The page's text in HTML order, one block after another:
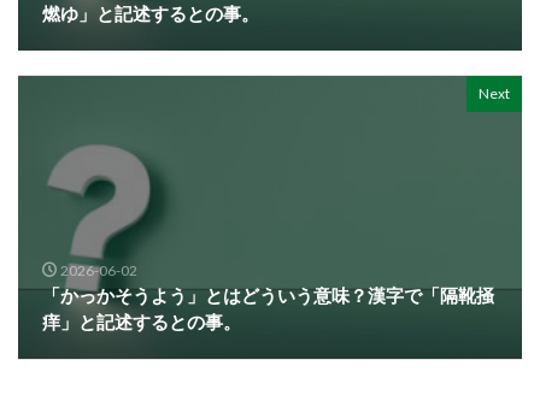
燃ゆ」と記述するとの事。
Next
2026-06-02
「かっかそうよう」とはどういう意味？漢字で「隔靴掻
痒」と記述するとの事。